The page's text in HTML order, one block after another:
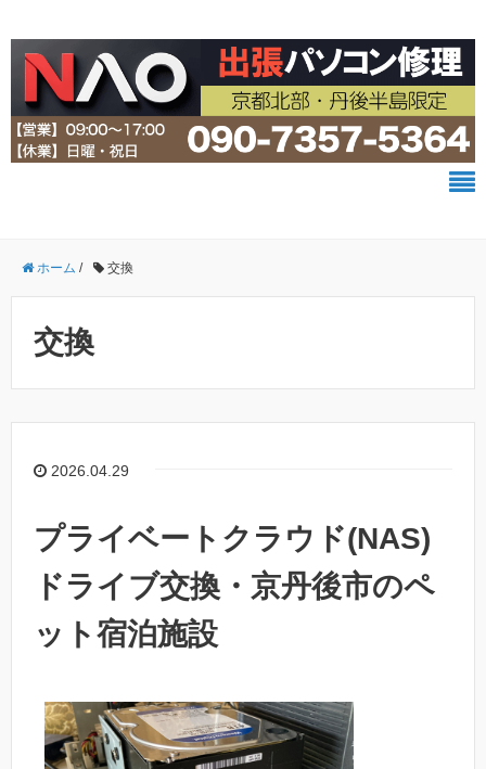
ホーム / 交換
交換
2026.04.29
プライベートクラウド(NAS)
ドライブ交換・京丹後市のペ
ット宿泊施設